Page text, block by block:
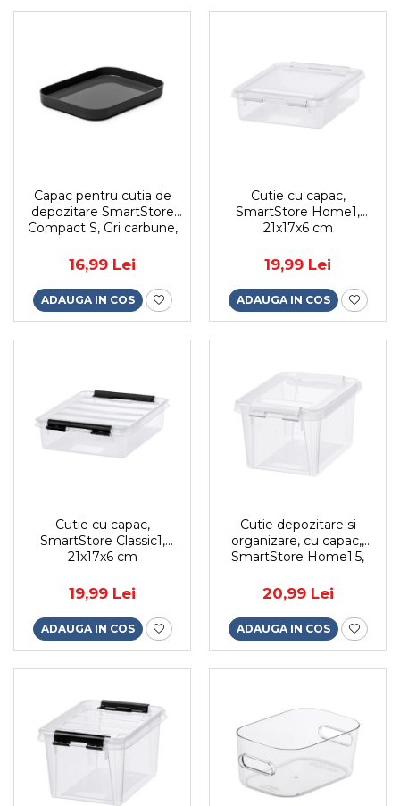
Capac pentru cutia de
depozitare SmartStore
Compact S, Gri carbune,
16,99 Lei
ADAUGA IN COS
Cutie cu capac,
SmartStore Home1,
21x17x6 cm
19,99 Lei
ADAUGA IN COS
Cutie cu capac,
SmartStore Classic1,
21x17x6 cm
19,99 Lei
ADAUGA IN COS
Cutie depozitare si
organizare, cu capac,,
SmartStore Home1.5,
20,99 Lei
ADAUGA IN COS